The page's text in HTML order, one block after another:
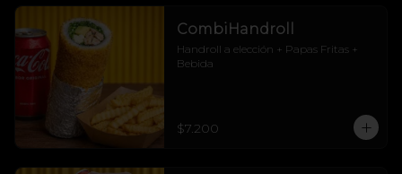
CombiHandroll
Handroll a elección + Papas Fritas +
Bebida
$7.200